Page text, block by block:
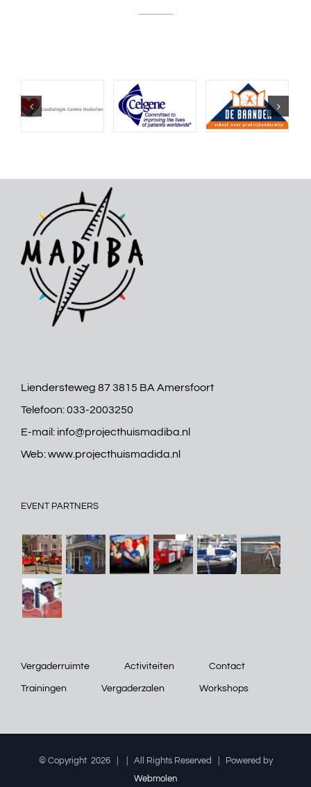
Liendersteweg 87 3815 BA Amersfoort
Telefoon:033-2003250
E-mail: info@projecthuismadiba.nl
Web:www.projecthuismadida.nl
EVENT PARTNERS
Vergaderruimte Activiteiten Contact
Trainingen Vergaderzalen Workshops
© Copyright 2026 |
| All Rights Reserved | Powered by
Webmolen